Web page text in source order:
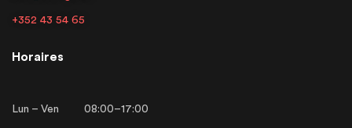
+352 43 54 65
Horaires
Lun – Ven 08:00–17:00